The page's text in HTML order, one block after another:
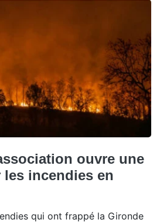
ouvre une
incendies en
qui ont frappé la Gironde